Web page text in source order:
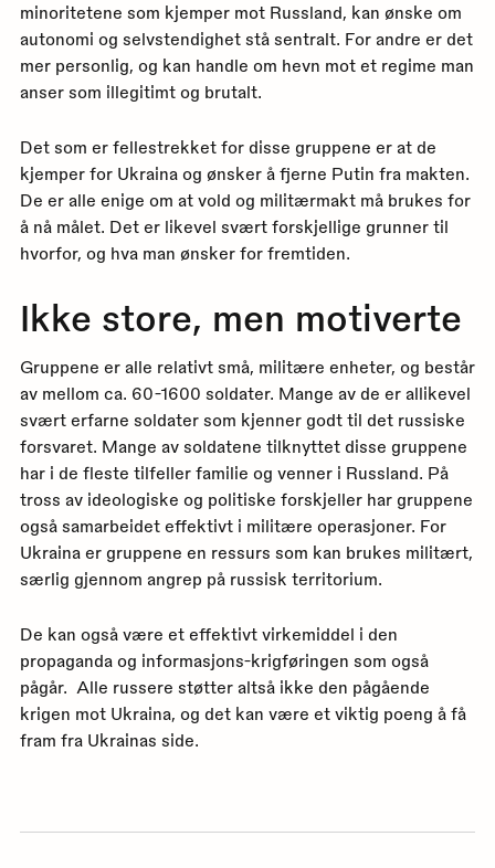
minoritetene som kjemper mot Russland, kan ønske om
autonomi og selvstendighet stå sentralt. For andre er det
mer personlig, og kan handle om hevn mot et regime man
anser som illegitimt og brutalt.
Det som er fellestrekket for disse gruppene er at de
kjemper for Ukraina og ønsker å fjerne Putin fra makten.
De er alle enige om at vold og militærmakt må brukes for
å nå målet. Det er likevel svært forskjellige grunner til
hvorfor, og hva man ønsker for fremtiden.
Ikke store, men motiverte
Gruppene er alle relativt små, militære enheter, og består
av mellom ca. 60-1600 soldater. Mange av de er allikevel
svært erfarne soldater som kjenner godt til det russiske
forsvaret. Mange av soldatene tilknyttet disse gruppene
har i de fleste tilfeller familie og venner i Russland. På
tross av ideologiske og politiske forskjeller har gruppene
også samarbeidet effektivt i militære operasjoner. For
Ukraina er gruppene en ressurs som kan brukes militært,
særlig gjennom angrep på russisk territorium.
De kan også være et effektivt virkemiddel i den
propaganda og informasjons-krigføringen som også
pågår. Alle russere støtter altså ikke den pågående
krigen mot Ukraina, og det kan være et viktig poeng å få
fram fra Ukrainas side.